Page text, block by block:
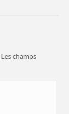
Les champs